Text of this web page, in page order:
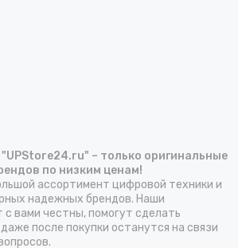
– только оригинальные
по низким ценам!
ассортимент цифровой техники и
надежных брендов. Наши
вами честны, помогут сделать
после покупки останутся на связи